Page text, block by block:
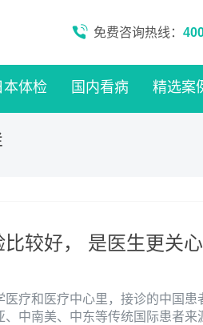
免费咨询热线：
本体检 国内看病 精选案
较好， 是医生更关心
医疗和医疗中心里，接诊的中国患
中南美、中东等传统国际患者来